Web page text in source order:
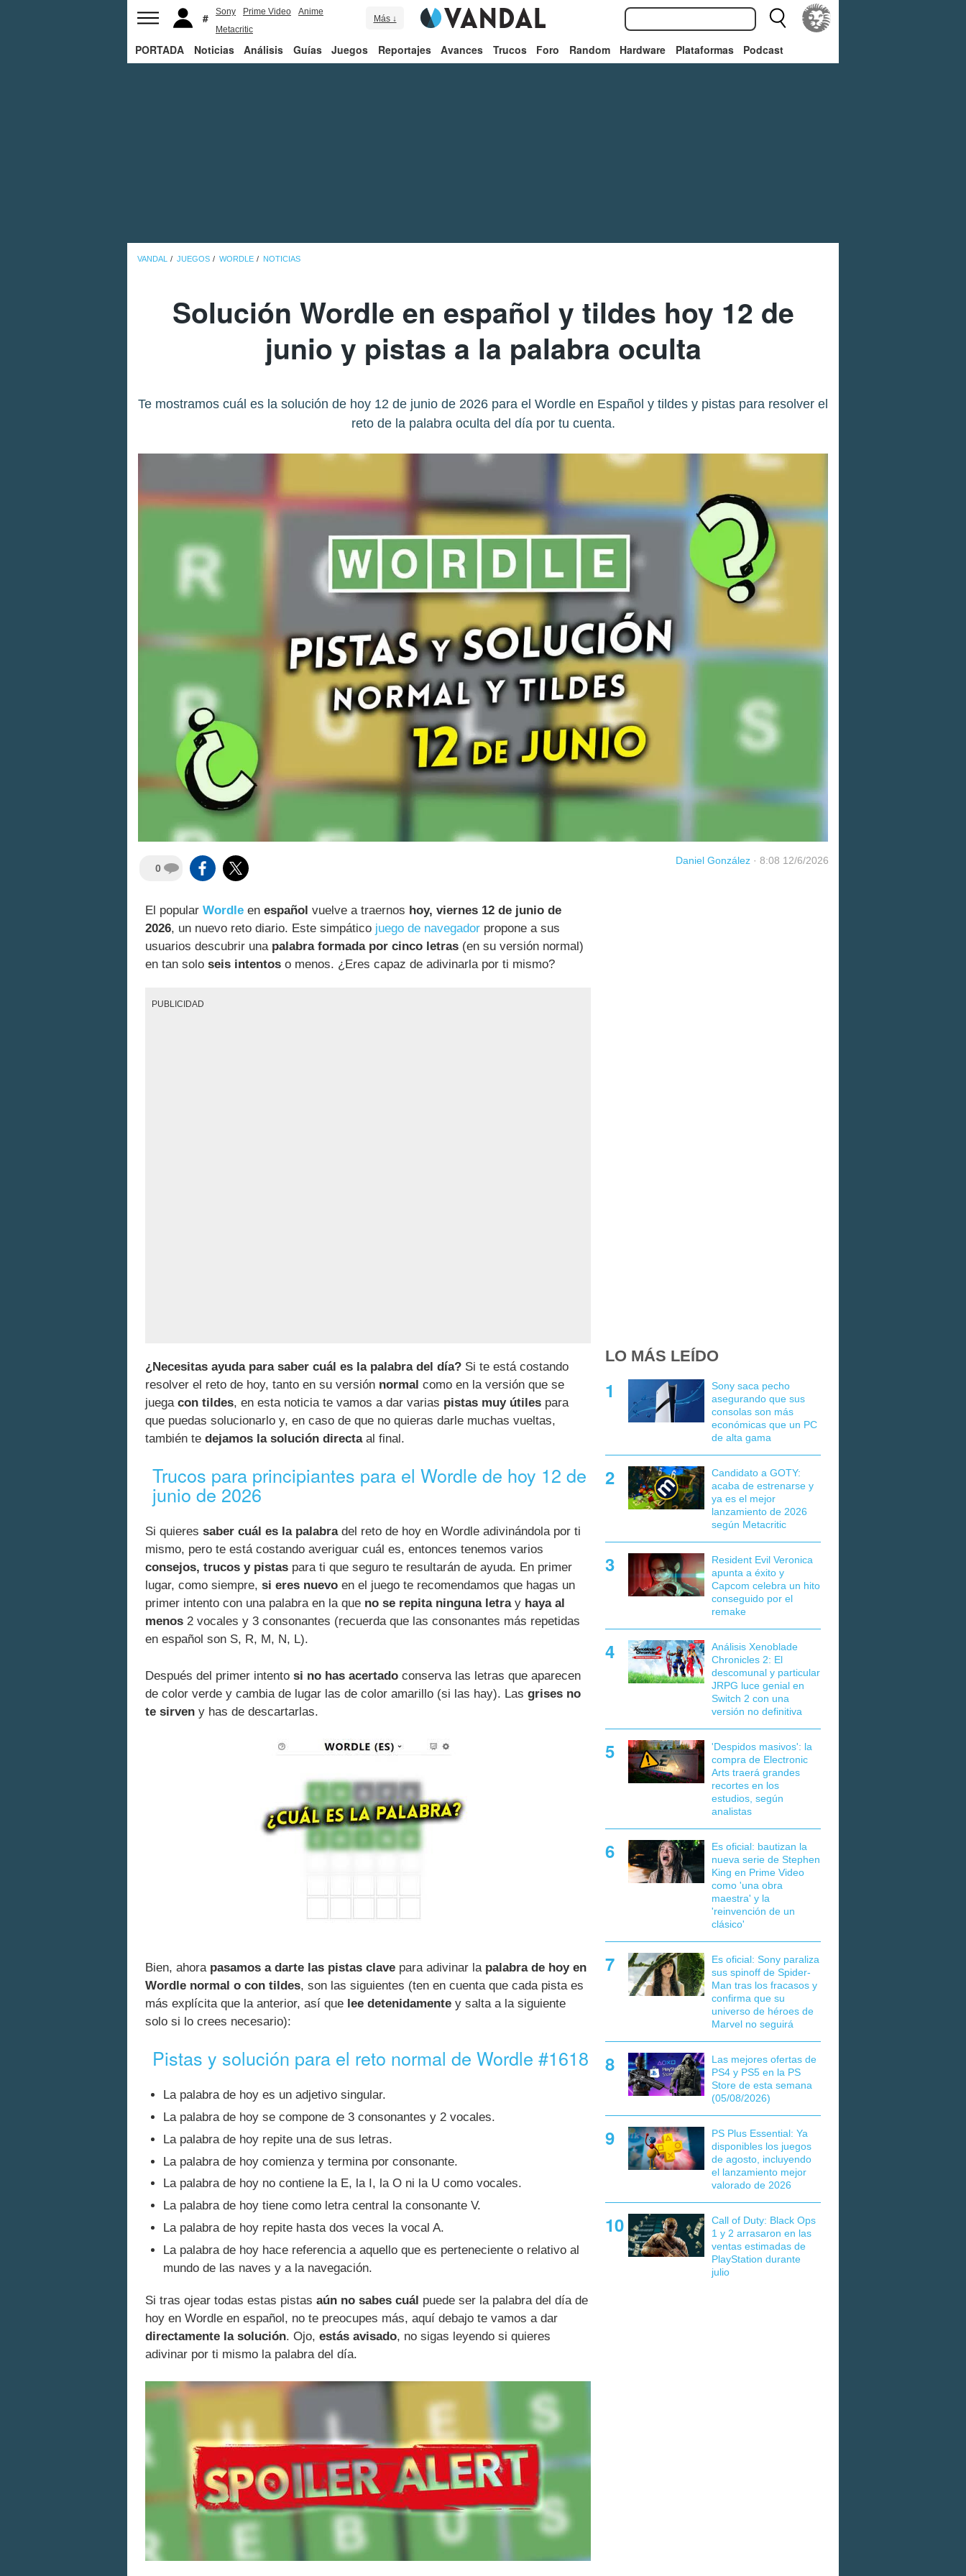
Sony Prime Video
Anime
Metacritic
Más ↓
PORTADA Noticias Análisis Guías Juegos Reportajes Avances Trucos Foro Random Hardware Plataformas Podcast
VANDAL JUEGOS WORDLE NOTICIAS
Solución Wordle en español y tildes hoy 12 de
junio y pistas a la palabra oculta
Te mostramos cuál es la solución de hoy 12 de junio de 2026 para el Wordle en Español y tildes y pistas para resolver el
reto de la palabra oculta del día por tu cuenta.
0
Daniel González · 8:08 12/6/2026
El popular Wordle en español vuelve a traernos hoy, viernes 12 de junio de
2026, un nuevo reto diario. Este simpático juego de navegador propone a sus
usuarios descubrir una palabra formada por cinco letras (en su versión normal)
en tan solo seis intentos o menos. ¿Eres capaz de adivinarla por ti mismo?
PUBLICIDAD
¿Necesitas ayuda para saber cuál es la palabra del día? Si te está costando
resolver el reto de hoy, tanto en su versión normal como en la versión que se
juega con tildes, en esta noticia te vamos a dar varias pistas muy útiles para
que puedas solucionarlo y, en caso de que no quieras darle muchas vueltas,
también te dejamos la solución directaal final.
Trucos para principiantes para el Wordle de hoy 12 de
junio de 2026
Si quieres saber cuál es la palabradel reto de hoy en Wordle adivinándola por ti
mismo, pero te está costando averiguar cuál es, entonces tenemos varios
consejos, trucos y pistas para ti que seguro te resultarán de ayuda. En primer
lugar, como siempre, si eres nuevo en el juego te recomendamos que hagas un
primer intento con una palabra en la que no se repita ninguna letray haya al
menos 2 vocales y 3 consonantes (recuerda que las consonantes más repetidas
en español son S, R, M, N, L).
Después del primer intento si no has acertado conserva las letras que aparecen
de color verde y cambia de lugar las de color amarillo (si las hay). Las grises no
te sirven y has de descartarlas.
Bien, ahora pasamos a darte las pistas clave para adivinar la palabra de hoy en
Wordle normal o con tildes, son las siguientes (ten en cuenta que cada pista es
más explícita que la anterior, así que lee detenidamente y salta a la siguiente
solo si lo crees necesario):
Pistas y solución para el reto normal de Wordle #1618
La palabra de hoy es un adjetivo singular.
La palabra de hoy se compone de 3 consonantes y 2 vocales.
La palabra de hoy repite una de sus letras.
La palabra de hoy comienza y termina por consonante.
La palabra de hoy no contiene la E, la I, la O ni la U como vocales.
La palabra de hoy tiene como letra central la consonante V.
La palabra de hoy repite hasta dos veces la vocal A.
La palabra de hoy hace referencia a aquello que es perteneciente o relativo al
mundo de las naves y a la navegación.
Si tras ojear todas estas pistas aún no sabes cuál puede ser la palabra del día de
hoy en Wordle en español, no te preocupes más, aquí debajo te vamos a dar
directamente la solución. Ojo, estás avisado, no sigas leyendo si quieres
adivinar por ti mismo la palabra del día.
LO MÁS LEÍDO
Sony saca pecho
asegurando que sus
consolas son más
económicas que un PC
de alta gama
Candidato a GOTY:
acaba de estrenarse y
ya es el mejor
lanzamiento de 2026
según Metacritic
Resident Evil Veronica
apunta a éxito y
Capcom celebra un hito
conseguido por el
remake
Análisis Xenoblade
Chronicles 2: El
descomunal y particular
JRPG luce genial en
Switch 2 con una
versión no definitiva
'Despidos masivos': la
compra de Electronic
Arts traerá grandes
recortes en los
estudios, según
analistas
Es oficial: bautizan la
nueva serie de Stephen
King en Prime Video
como 'una obra
maestra' y la
'reinvención de un
clásico'
Es oficial: Sony paraliza
sus spinoff de Spider-
Man tras los fracasos y
confirma que su
universo de héroes de
Marvel no seguirá
Las mejores ofertas de
PS4 y PS5 en la PS
Store de esta semana
(05/08/2026)
PS Plus Essential: Ya
disponibles los juegos
de agosto, incluyendo
el lanzamiento mejor
valorado de 2026
Call of Duty: Black Ops
1 y 2 arrasaron en las
ventas estimadas de
PlayStation durante
julio